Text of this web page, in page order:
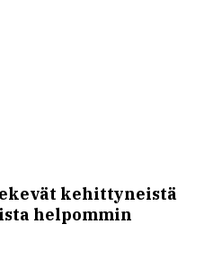
kehittyneistä
helpommin